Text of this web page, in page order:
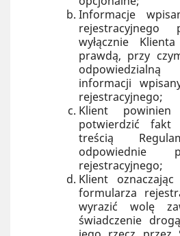
Informacje
rejestracyjnego
wyłącznie
prawdą, przy
informacji
rejestracyjnego;
Klient
potwierdzić fakt
treścią
odpowiednie
rejestracyjnego;
Klient
formularza
wyrazić wolę
świadczenie